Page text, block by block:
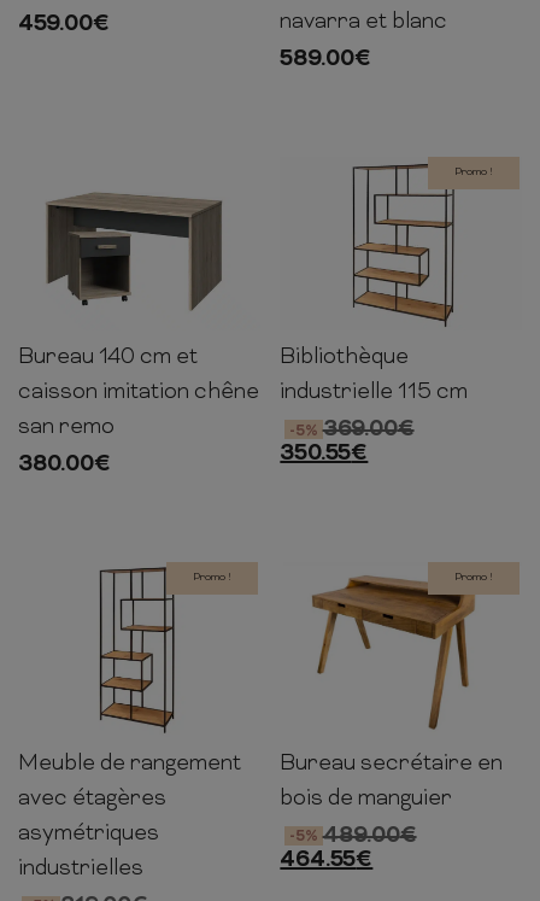
459.00€
navarra et blanc
589.00€
72cm 140cm
Bureau 140 cm et
caisson imitation chêne
san remo
380.00€
Promo !
185cm 114cm
Bibliothèque
industrielle 115 cm
369.00€
-5%
350.55€
Promo !
185cm 77cm 35cm
Meuble de rangement
avec étagères
asymétriques
industrielles
Promo !
86cm 120cm 70cm
Bureau secrétaire en
bois de manguier
489.00€
-5%
464.55€